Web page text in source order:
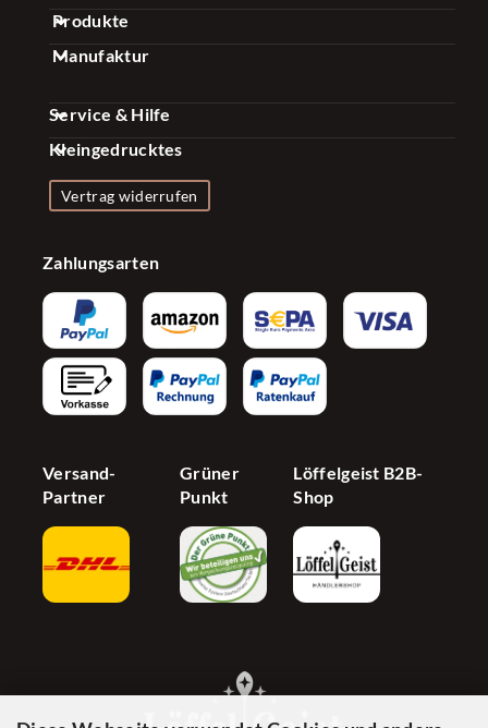
Produkte
Gewürz Sets
Kaffee Sets
Essig & Öl Sets
Zubehör
Manufaktur
Über uns
Qualität
Presse
Partnerprogramm
Service & Hilfe
FAQ
Kontakt
Bonusprogramm
Newsletter
Jetzt Händer werden
Kleingedrucktes
Impressum
Widerrufsrecht
AGB
Barrierefreiheit
Cookie Einstellungen
Vertrag widerrufen
Zahlungsarten
Versand-
Partner
Grüner
Punkt
Löffelgeist B2B-
Shop